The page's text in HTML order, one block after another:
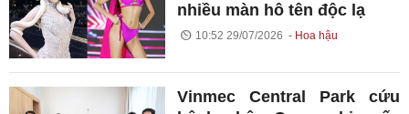
nhiều màn hô tên độc lạ
10:52 29/07/2026 Hoa hậu
Vinmec Central Park cứu